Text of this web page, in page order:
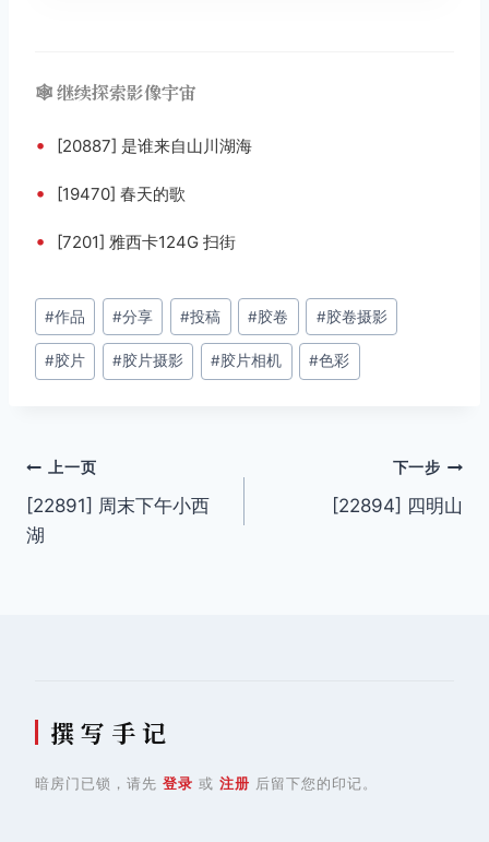
🕸️ 继续探索影像宇宙
• [20887] 是谁来自山川湖海
• [19470] 春天的歌
• [7201] 雅西卡124G 扫街
文
章
标
#作品 #分享 #投稿 #胶卷 #胶卷摄影
#胶片 #胶片摄影 #胶片相机 #色彩
文
章
上一页
[22891] 周末下午小西
湖
下一步
[22894] 四明山
撰 写 手 记
暗房门已锁，请先 登录 或 注册 后留下您的印记。